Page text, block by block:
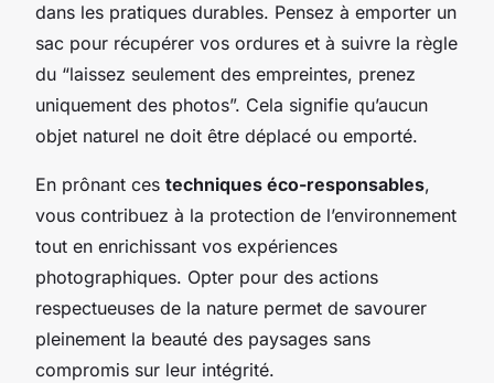
dans les pratiques durables. Pensez à emporter un
sac pour récupérer vos ordures et à suivre la règle
du “laissez seulement des empreintes, prenez
uniquement des photos”. Cela signifie qu’aucun
objet naturel ne doit être déplacé ou emporté.
En prônant ces techniques éco-responsables,
vous contribuez à la protection de l’environnement
tout en enrichissant vos expériences
photographiques. Opter pour des actions
respectueuses de la nature permet de savourer
pleinement la beauté des paysages sans
compromis sur leur intégrité.